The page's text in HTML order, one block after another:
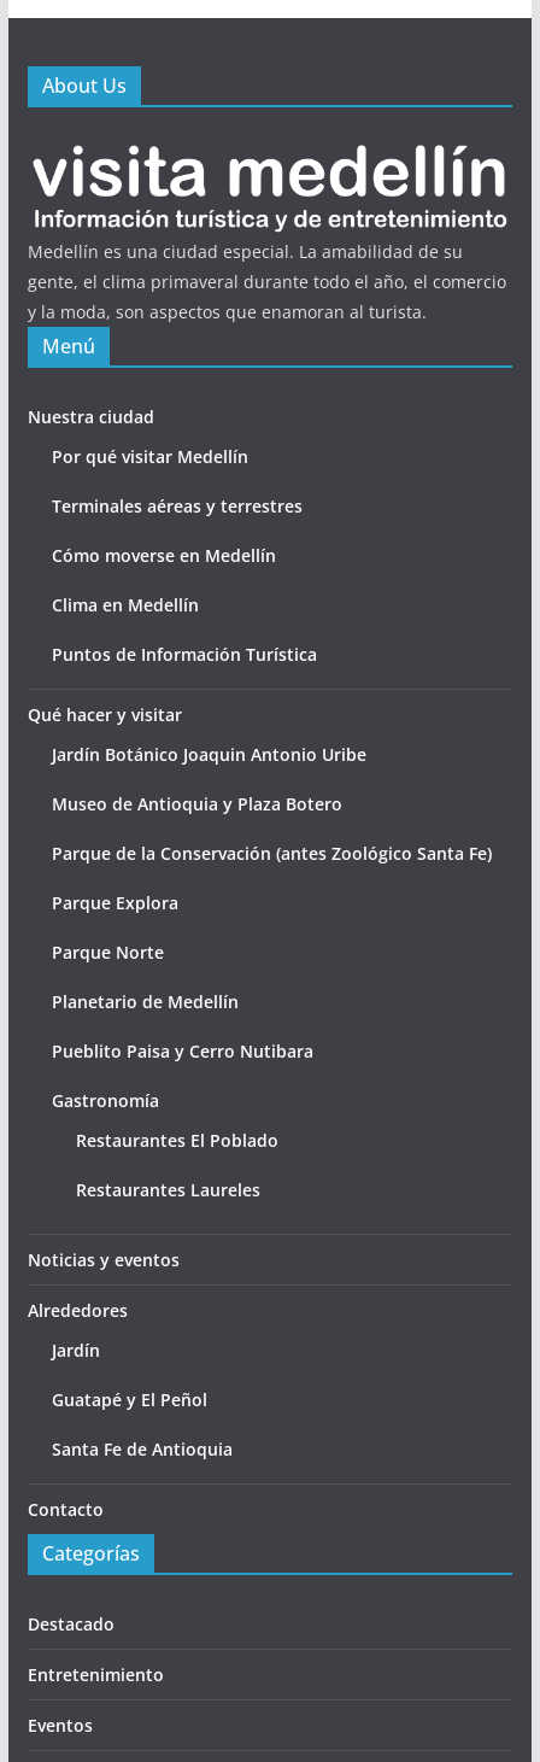
About Us
Medellín es una ciudad especial. La amabilidad de su
gente, el clima primaveral durante todo el año, el comercio
y la moda, son aspectos que enamoran al turista.
Menú
Nuestra ciudad
Por qué visitar Medellín
Terminales aéreas y terrestres
Cómo moverse en Medellín
Clima en Medellín
Puntos de Información Turística
Qué hacer y visitar
Jardín Botánico Joaquin Antonio Uribe
Museo de Antioquia y Plaza Botero
Parque de la Conservación (antes Zoológico Santa Fe)
Parque Explora
Parque Norte
Planetario de Medellín
Pueblito Paisa y Cerro Nutibara
Gastronomía
Restaurantes El Poblado
Restaurantes Laureles
Noticias y eventos
Alrededores
Jardín
Guatapé y El Peñol
Santa Fe de Antioquia
Contacto
Categorías
Destacado
Entretenimiento
Eventos